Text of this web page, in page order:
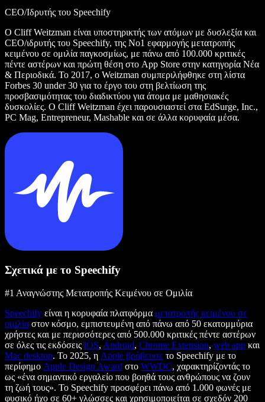
CEO/Ιδρυτής του Speechify
Ο Cliff Weitzman είναι υποστηρικτής των ατόμων με δυσλεξία και
CEO/ιδρυτής του Speechify, της Νο1 εφαρμογής μετατροπής
κειμένου σε ομιλία παγκοσμίως, με πάνω από 100.000 κριτικές
πέντε αστέρων και πρώτη θέση στο App Store στην κατηγορία Νέα
& Περιοδικά. Το 2017, ο Weitzman συμπεριλήφθηκε στη λίστα
Forbes 30 under 30 για το έργο του στη βελτίωση της
προσβασιμότητας του διαδικτύου για άτομα με μαθησιακές
δυσκολίες. Ο Cliff Weitzman έχει παρουσιαστεί στα EdSurge, Inc.,
PC Mag, Entrepreneur, Mashable και σε άλλα κορυφαία μέσα.
Σχετικά με το Speechify
#1 Αναγνώστης Μετατροπής Κειμένου σε Ομιλία
Speechify είναι η κορυφαία πλατφόρμα μετατροπής κειμένου σε
ομιλία στον κόσμο, εμπιστευμένη από πάνω από 50 εκατομμύρια
χρήστες και με περισσότερες από 500.000 κριτικές πέντε αστέρων
σε όλες τις εκδόσεις iOS, Android, Chrome Extension, web app και
Mac desktop. Το 2025, η Apple βράβευσε το Speechify με το
περίφημο Apple Design Award στο WWDC, χαρακτηρίζοντάς το
ως «ένα σημαντικό εργαλείο που βοηθά τους ανθρώπους να ζουν
τη ζωή τους». Το Speechify προσφέρει πάνω από 1.000 φωνές με
φυσικό ήχο σε 60+ γλώσσες και χρησιμοποιείται σε σχεδόν 200